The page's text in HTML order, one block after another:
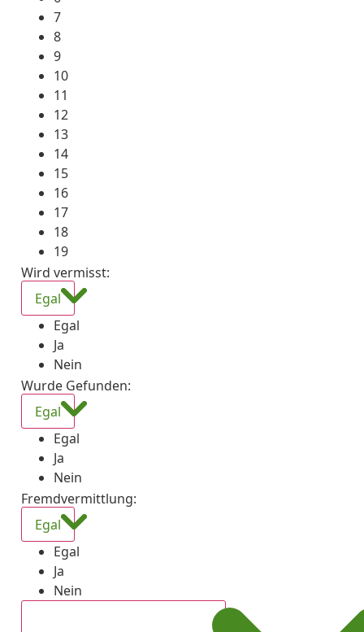
7
8
9
10
11
12
13
14
15
16
17
18
19
Wird vermisst:
Egal
Egal
Ja
Nein
Wurde Gefunden:
Egal
Egal
Ja
Nein
Fremdvermittlung:
Egal
Egal
Ja
Nein